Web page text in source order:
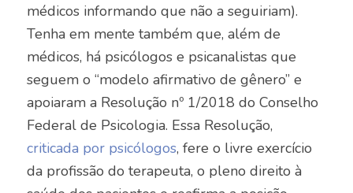
médicos informando que não a seguiriam).
Tenha em mente também que, além de
médicos, há psicólogos e psicanalistas que
seguem o “modelo afirmativo de gênero” e
apoiaram a Resolução nº 1/2018 do Conselho
Federal de Psicologia. Essa Resolução,
criticada por psicólogos, fere o livre exercício
da profissão do terapeuta, o pleno direito à